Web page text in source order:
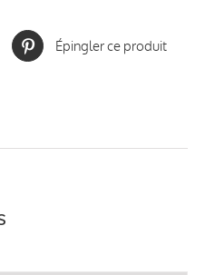
Épingler ce produit